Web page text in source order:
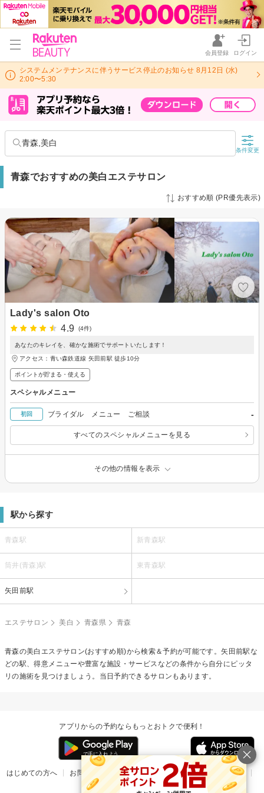
会員登録 ログイン
システムメンテナンスに伴うサービス停止のお知らせ 8月12日 (水)
2:00〜5:30
青森,美白
条件変更
青森でおすすめの美白エステサロン
おすすめ順 (PR優先表示)
Lady's salon Oto
4.9
(4件)
あなたのキレイを、確かな施術でサポートいたします！
アクセス：青い森鉄道線 矢田前駅 徒歩10分
ポイントが貯まる・使える
スペシャルメニュー
初回 ブライダル メニュー ご相談 -
すべてのスペシャルメニューを見る
その他の情報を表示
駅から探す
青森駅 新青森駅
筒井(青森)駅 東青森駅
矢田前駅
エステサロン 美白 青森県 青森
青森の美白エステサロン(おすすめ順)から検索＆予約が可能です。矢田前駅な
どの駅、得意メニューや豊富な施設・サービスなどの条件から自分にピッタ
リの施術を見つけましょう。当日予約できるサロンもあります。
アプリからの予約ならもっとおトクで便利！
はじめての方へ お問い合わせ ヘルプ リリース情報
利用規約
掲載ご希望のサロン様